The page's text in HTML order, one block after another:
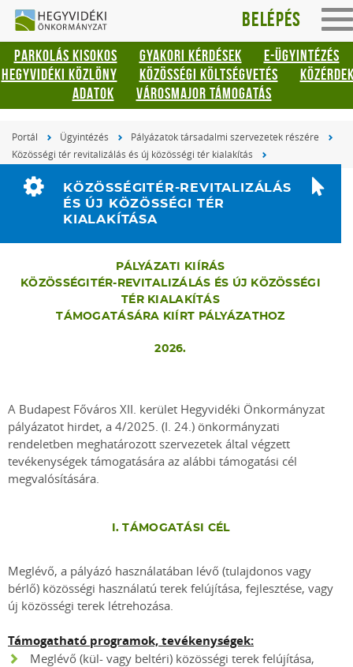
Gyorsbillentyűk
listája
Keresés:
"S"
Bejelentkezés:
Hegyvidéki
Önkormányzat
Belépés
PARKOLÁS KISOKOS GYAKORI KÉRDÉSEK
E-ÜGYINTÉZÉS
HEGYVIDÉKI KÖZLÖNY
KÖZÖSSÉGI KÖLTSÉGVETÉS
ADATOK
VÁROSMAJOR TÁMOGATÁS
Portál Ügyintézés
Pályázatok társadalmi szervezetek részére
Közösségi tér revitalizálás és új közösségi tér kialakítás
KÖZÖSSÉGITÉR-REVITALIZÁLÁS
ÉS ÚJ KÖZÖSSÉGI TÉR
KIALAKÍTÁSA
PÁLYÁZATI KIÍRÁS
KÖZÖSSÉGITÉR-REVITALIZÁLÁS ÉS ÚJ KÖZÖSSÉGI
TÉR KIALAKÍTÁS
TÁMOGATÁSÁRA KIÍRT PÁLYÁZATHOZ
2026.
A Budapest Főváros XII. kerület Hegyvidéki Önkormányzat
pályázatot hirdet, a 4/2025. (I. 24.) önkormányzati
rendeletben meghatározott szervezetek által végzett
tevékenységek támogatására az alábbi támogatási cél
megvalósítására.
I. TÁMOGATÁSI CÉL
Meglévő, a pályázó használatában lévő (tulajdonos vagy
bérlő) közösségi használatú terek felújítása, fejlesztése, vagy
új közösségi terek létrehozása.
Támogatható programok, tevékenységek:
Meglévő (kül- vagy beltéri) közösségi terek felújítása,